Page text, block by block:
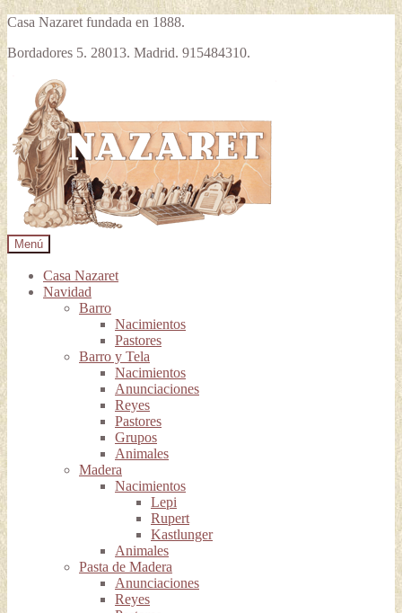
Casa Nazaret fundada en 1888.
Bordadores 5. 28013. Madrid. 915484310.
la
navegación
contenido
Menú
Casa Nazaret
Navidad
Barro
Nacimientos
Pastores
Barro y Tela
Nacimientos
Anunciaciones
Reyes
Pastores
Grupos
Animales
Madera
Nacimientos
Lepi
Rupert
Kastlunger
Animales
Pasta de Madera
Anunciaciones
Reyes